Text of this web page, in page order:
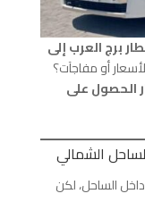
برج العرب إلى
أو مفاجآت؟
الحصول على
الشمالي
الساحل، لكن